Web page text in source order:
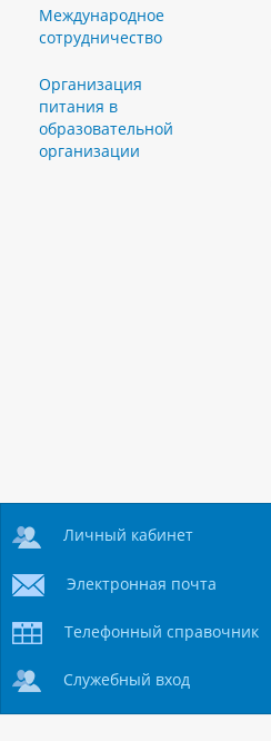
Международное
сотрудничество
Организация
питания в
образовательной
организации
Личный кабинет
Электронная почта
Телефонный справочник
Служебный вход